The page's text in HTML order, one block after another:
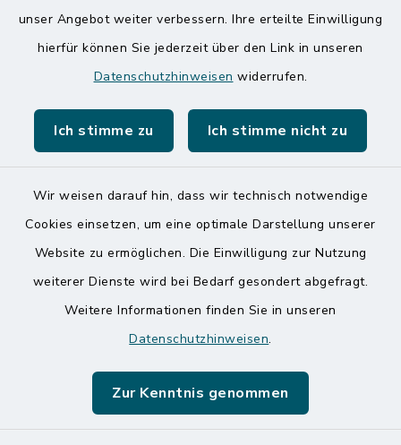
unser Angebot weiter verbessern. Ihre erteilte Einwilligung
hierfür können Sie jederzeit über den Link in unseren
Datenschutzhinweisen widerrufen.
Ich stimme zu Ich stimme nicht zu
Wir weisen darauf hin, dass wir technisch notwendige
Cookies einsetzen, um eine optimale Darstellung unserer
Website zu ermöglichen. Die Einwilligung zur Nutzung
weiterer Dienste wird bei Bedarf gesondert abgefragt.
Weitere Informationen finden Sie in unseren
Datenschutzhinweisen.
Zur Kenntnis genommen
Amt Mitteldithmarschen
Speicherkoog Meldorfer Koog
Kontakt
Datenschutz